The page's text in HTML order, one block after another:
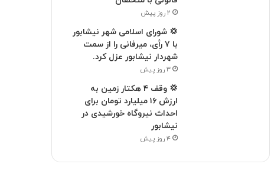
۲ روز پیش
💢 شورای اسلامی شهر نیشابور
با ۷ رأی، میرفانی را از سمت
شهردار نیشابور عزل کرد.
۳ روز پیش
💢 وقف ۴ هکتار زمین به
ارزش ۱۶ میلیارد تومان برای
احداث نیروگاه خورشیدی در
نیشابور
۴ روز پیش